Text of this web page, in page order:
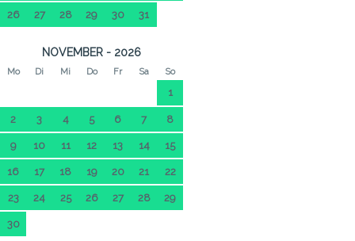
26 27 28 29 30 31
NOVEMBER - 2026
Mo Di Mi Do Fr Sa So
1
2 3 4 5 6 7 8
9 10 11 12 13 14 15
16 17 18 19 20 21 22
23 24 25 26 27 28 29
30